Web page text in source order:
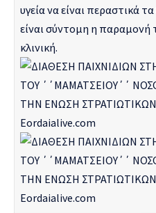
υγεία να είναι περαστικά
είναι σύντομη η παραμονή
κλινική.